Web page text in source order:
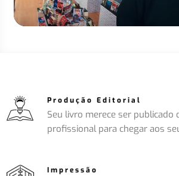
Produção Editorial
Seu livro merece ser publicado
profissional para chegar aos
Impressão